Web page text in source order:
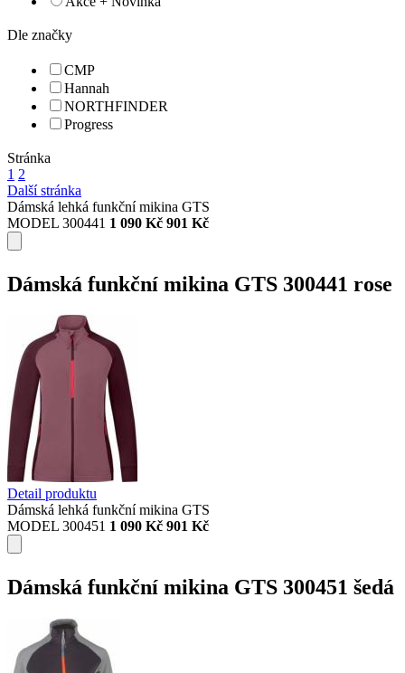
Dle značky
CMP
Hannah
NORTHFINDER
Progress
Stránka
1 2
Další stránka
Dámská lehká funkční mikina GTS
MODEL 300441 1 090 Kč 901 Kč
Dámská funkční mikina GTS 300441 rose
Detail produktu
Dámská lehká funkční mikina GTS
MODEL 300451 1 090 Kč 901 Kč
Dámská funkční mikina GTS 300451 šedá